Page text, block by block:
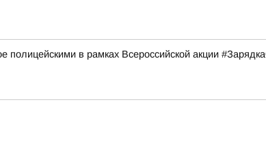
в рамках Всероссийской акции